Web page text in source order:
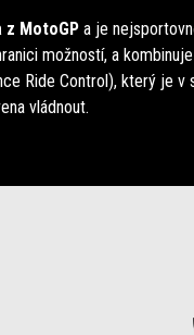
MotoGP a je
možností, a
Ride Control), který je v
vládnout.